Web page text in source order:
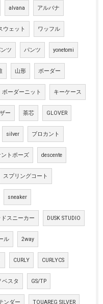
alvana アルバナ
ウェット ワッフル
ツ パンツ yonetomi
山形 ボーダー
ボーダーニット キーケース
ー 茶芯 GLOVER
silver ブロカント
トポーズ descente
スプリングコート
sneaker
スニーカー DUSK STUDIO
ル 2way
CURLY CURLYCS
ベスタ GS/TP
ンダー TOUAREG SILVER